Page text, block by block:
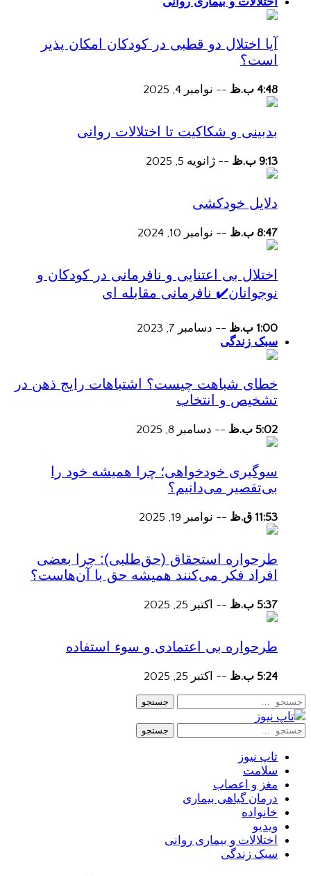
آیا اختلال دو قطبی در کودکان امکان پذیر
است؟
4:48 ب.ظ -- نوامبر 4, 2025
بدبینی و شکاکیت تا اختلالات روانی
9:13 ب.ظ -- ژانویه 5, 2025
دلایل خودکشی
8:47 ب.ظ -- نوامبر 10, 2024
اختلال بی اعتنایی و نافرمانی در کودکان و
نوجوانان✔️ نافرمانی مقابله ای
1:00 ب.ظ -- دسامبر 7, 2023
سبک زندگی
خطای شباهت چیست؟ اشتباهات رایج ذهن در
تشخیص و انتخاب
5:02 ب.ظ -- دسامبر 8, 2025
سوگیری خودخواهی؛ چرا همیشه خود را
بی‌تقصیر می‌دانیم؟
11:53 ق.ظ -- نوامبر 19, 2025
طرحواره استحقاق (حق‌طلبی): چرا بعضی
افراد فکر می‌کنند همیشه حق با آن‌هاست؟
5:37 ب.ظ -- اکتبر 25, 2025
طرحواره بی اعتمادی و سوء استفاده
5:24 ب.ظ -- اکتبر 25, 2025
جستجو
جستجو
تاپ نیوز
سلامت
مغز و اعصاب
درمان گیاهی بیماری
خانواده
ویدیو
اختلالات و بیماری روانی
سبک زندگی